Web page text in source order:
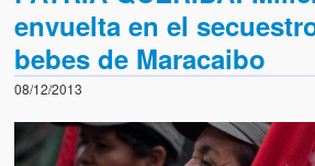
envuelta en el
bebes de Maracaibo
08/12/2013